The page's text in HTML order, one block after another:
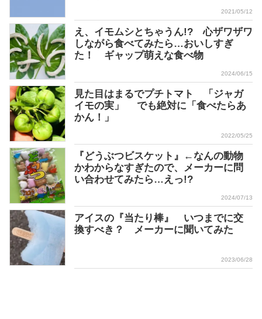
2021/05/12
え、イモムシとちゃうん!? 心ザワザワ
しながら食べてみたら…おいしすぎ
た！ ギャップ萌えな食べ物
2024/06/15
見た目はまるでプチトマト 「ジャガ
イモの実」 でも絶対に「食べたらあ
かん！」
2022/05/25
『どうぶつビスケット』←なんの動物
かわからなすぎたので、メーカーに問
い合わせてみたら…えっ!?
2024/07/13
アイスの『当たり棒』 いつまでに交
換すべき？ メーカーに聞いてみた
2023/06/28